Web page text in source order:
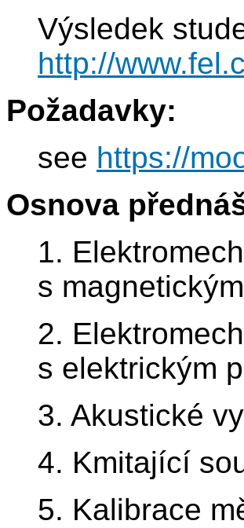
Výsledek
http://
Požadavky:
see https://
Osnova
1.
s
2.
s elektrickým
3. Akustické
4. Kmitající
5. Kalibrace